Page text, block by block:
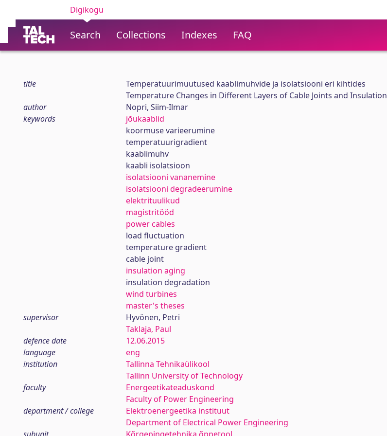
Digikogu
Search Collections Indexes FAQ
title
Temperatuurimuutused kaablimuhvide ja isolatsiooni eri kihtides
Temperature Changes in Different Layers of Cable Joints and Insulation
author
Nopri, Siim-Ilmar
keywords
jõukaablid
koormuse varieerumine
temperatuurigradient
kaablimuhv
kaabli isolatsioon
isolatsiooni vananemine
isolatsiooni degradeerumine
elektrituulikud
magistritööd
power cables
load fluctuation
temperature gradient
cable joint
insulation aging
insulation degradation
wind turbines
master's theses
supervisor
Hyvönen, Petri
Taklaja, Paul
defence date
12.06.2015
language
eng
institution
Tallinna Tehnikaülikool
Tallinn University of Technology
faculty
Energeetikateaduskond
Faculty of Power Engineering
department / college
Elektroenergeetika instituut
Department of Electrical Power Engineering